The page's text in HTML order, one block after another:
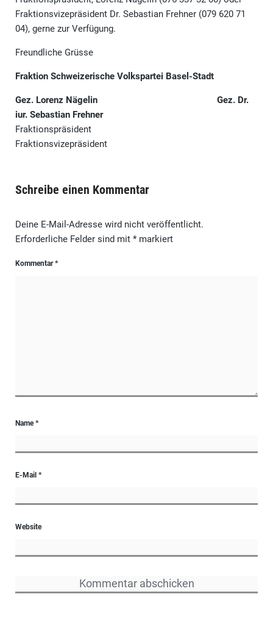
Fraktionsvizepräsident Dr. Sebastian Frehner (079 620 71
04), gerne zur Verfügung.
Freundliche Grüsse
Fraktion Schweizerische Volkspartei Basel-Stadt
Gez. Lorenz Nägelin Gez. Dr.
iur. Sebastian Frehner
Fraktionspräsident
Fraktionsvizepräsident
Schreibe einen Kommentar
Deine E-Mail-Adresse wird nicht veröffentlicht.
Erforderliche Felder sind mit *markiert
Kommentar*
Name*
E-Mail *
Website